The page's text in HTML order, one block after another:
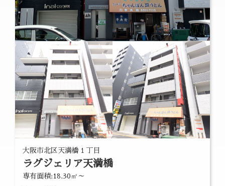
大阪市北区天満橋１丁目
ラグジェリア天満橋
専有面積:18.30㎡～